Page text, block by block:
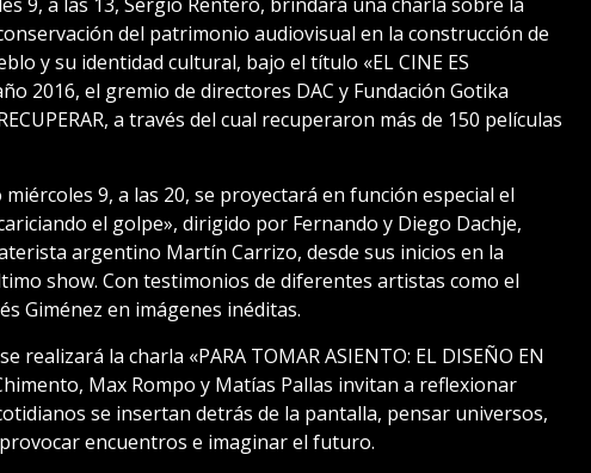
del patrimonio audiovisual en la construcción de
y su identidad cultural, bajo el título «EL CINE ES
2016, el gremio de directores DAC y Fundación Gotika
a través del cual recuperaron más de 150 películas
9, a las 20, se proyectará en función especial el
el golpe», dirigido por Fernando y Diego Dachje,
argentino Martín Carrizo, desde sus inicios en la
show. Con testimonios de diferentes artistas como el
Giménez en imágenes inéditas.
realizará la charla «PARA TOMAR ASIENTO: EL DISEÑO EN
Max Rompo y Matías Pallas invitan a reflexionar
se insertan detrás de la pantalla, pensar universos,
encuentros e imaginar el futuro.